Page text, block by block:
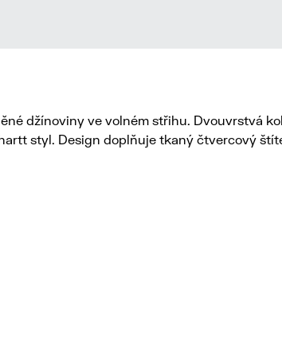
džínoviny ve volném střihu. Dvouvrstvá
styl. Design doplňuje tkaný čtvercový